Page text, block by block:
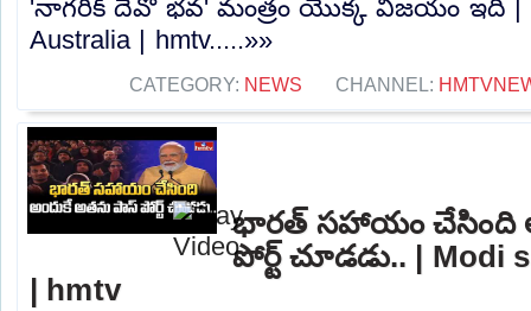
'నాగరిక్ దేవో భవ' మంత్రం యొక్క విజయం ఇది |
Australia | hmtv.....»»
CATEGORY: NEWS CHANNEL:
భారత్ సహాయం చేసింది
పోర్ట్ చూడడు.. | Modi
| hmtv